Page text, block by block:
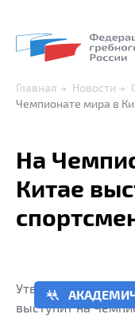
Главная Новости
Чемпионате мира в
На
Китае
Утвержден состав
выступит на